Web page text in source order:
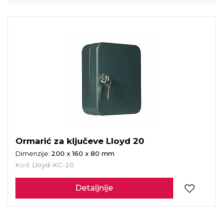
Ormarić za ključeve Lloyd 20
Dimenzije: 200 x 160 x 80 mm
Kod: Lloyd-KC-20
Detaljnije